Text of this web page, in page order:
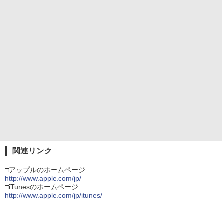
関連リンク
□アップルのホームページ
http://www.apple.com/jp/
□iTunesのホームページ
http://www.apple.com/jp/itunes/